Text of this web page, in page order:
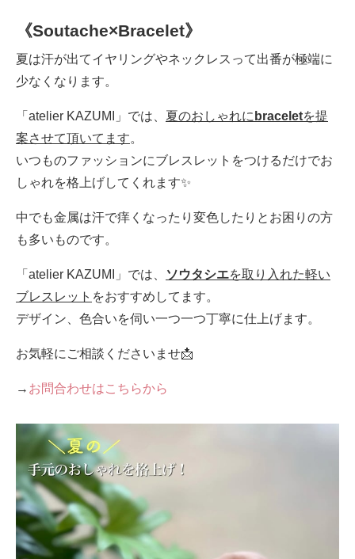
《Soutache×Bracelet》
夏は汗が出てイヤリングやネックレスって出番が極端に
少なくなります。
「atelier KAZUMI」では、 夏のおしゃれに braceletを提
案させて頂いてます。
いつものファッションにブレスレットをつけるだけでお
しゃれを格上げしてくれます✨
中でも金属は汗で痒くなったり変色したりとお困りの方
も多いものです。
「atelier KAZUMI」では、 ソウタシエを取り入れた軽い
ブレスレット をおすすめしてます。
デザイン、色合いを伺い一つ一つ丁寧に仕上げます。
お気軽にご相談くださいませ📩
→ お問合わせはこちらから